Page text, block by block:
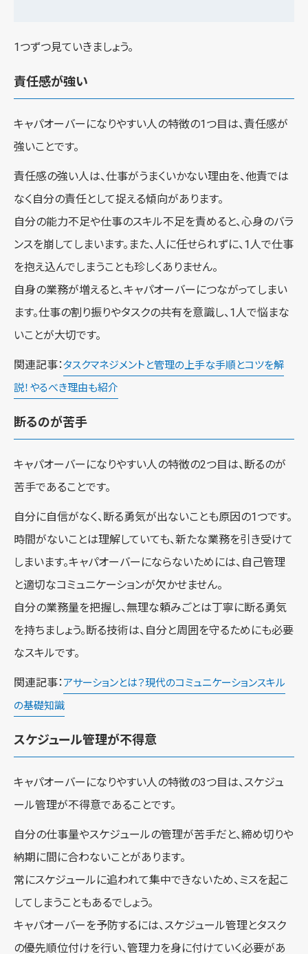
1つずつ見ていきましょう。
責任感が強い
キャパオーバーになりやすい人の特徴の1つ目は、責任感が
強いことです。
責任感の強い人は、仕事がうまくいかない理由を、他責では
なく自分の責任として捉える傾向があります。
自分の能力不足や仕事のスキル不足を責めると、心身のバラ
ンスを崩してしまいます。また、人に任せられずに、1人で仕事
を抱え込んでしまうことも珍しくありません。
自身の業務が増えると、キャパオーバーにつながってしまい
ます。仕事の割り振りやタスクの共有を意識し、1人で悩まな
いことが大切です。
関連記事：タスクマネジメントと管理の上手な手順とコツを解
説！やるべき理由も紹介
断るのが苦手
キャパオーバーになりやすい人の特徴の2つ目は、断るのが
苦手であることです。
自分に自信がなく、断る勇気が出ないことも原因の1つです。
時間がないことは理解していても、新たな業務を引き受けて
しまいます。キャパオーバーにならないためには、自己管理
と適切なコミュニケーションが欠かせません。
自分の業務量を把握し、無理な頼みごとは丁寧に断る勇気
を持ちましょう。断る技術は、自分と周囲を守るためにも必要
なスキルです。
関連記事： アサーションとは？現代のコミュニケーションスキル
の基礎知識
スケジュール管理が不得意
キャパオーバーになりやすい人の特徴の3つ目は、スケジュ
ール管理が不得意であることです。
自分の仕事量やスケジュールの管理が苦手だと、締め切りや
納期に間に合わないことがあります。
常にスケジュールに追われて集中できないため、ミスを起こ
してしまうこともあるでしょう。
キャパオーバーを予防するには、スケジュール管理とタスク
の優先順位付けを行い、管理力を身に付けていく必要があ